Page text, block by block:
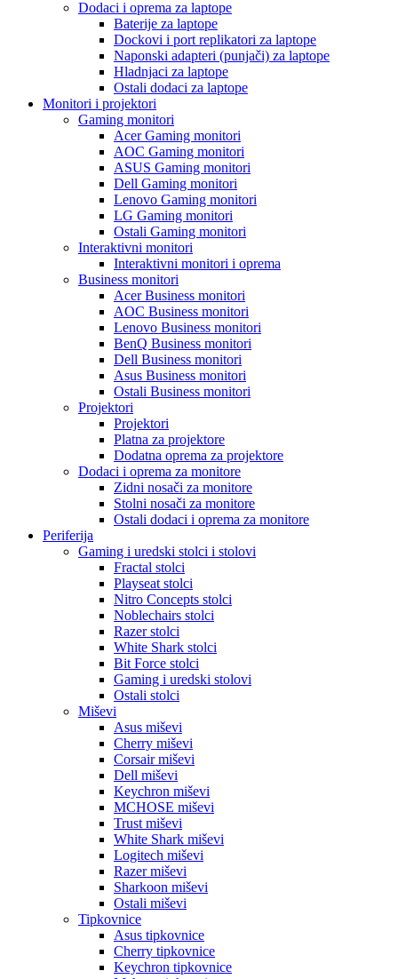
Dodaci i oprema za laptope
Baterije za laptope
Dockovi i port replikatori za laptope
Naponski adapteri (punjači) za laptope
Hladnjaci za laptope
Ostali dodaci za laptope
Monitori i projektori
Gaming monitori
Acer Gaming monitori
AOC Gaming monitori
ASUS Gaming monitori
Dell Gaming monitori
Lenovo Gaming monitori
LG Gaming monitori
Ostali Gaming monitori
Interaktivni monitori
Interaktivni monitori i oprema
Business monitori
Acer Business monitori
AOC Business monitori
Lenovo Business monitori
BenQ Business monitori
Dell Business monitori
Asus Business monitori
Ostali Business monitori
Projektori
Projektori
Platna za projektore
Dodatna oprema za projektore
Dodaci i oprema za monitore
Zidni nosači za monitore
Stolni nosači za monitore
Ostali dodaci i oprema za monitore
Periferija
Gaming i uredski stolci i stolovi
Fractal stolci
Playseat stolci
Nitro Concepts stolci
Noblechairs stolci
Razer stolci
White Shark stolci
Bit Force stolci
Gaming i uredski stolovi
Ostali stolci
Miševi
Asus miševi
Cherry miševi
Corsair miševi
Dell miševi
Keychron miševi
MCHOSE miševi
Trust miševi
White Shark miševi
Logitech miševi
Razer miševi
Sharkoon miševi
Ostali miševi
Tipkovnice
Asus tipkovnice
Cherry tipkovnice
Keychron tipkovnice